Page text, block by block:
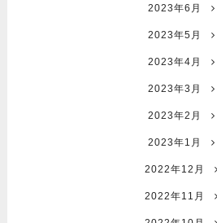
2023年6月
2023年5月
2023年4月
2023年3月
2023年2月
2023年1月
2022年12月
2022年11月